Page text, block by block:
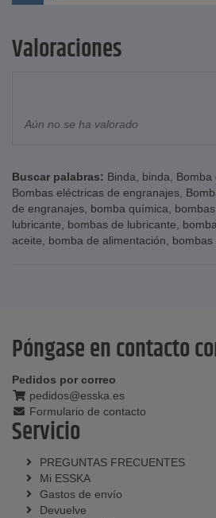
Valoraciones
Aún no se ha valorado
Buscar palabras: Binda, binda, Bomba
Bombas eléctricas de engranajes,
de engranajes, bomba química,
lubricante, bombas de lubricante,
aceite, bomba de alimentación, bombas
Póngase en contacto
Pedidos por correo
pedidos@esska.es
Formulario de contacto
Servicio
PREGUNTAS FRECUENTES
Mi ESSKA
Gastos de envío
Devuelve